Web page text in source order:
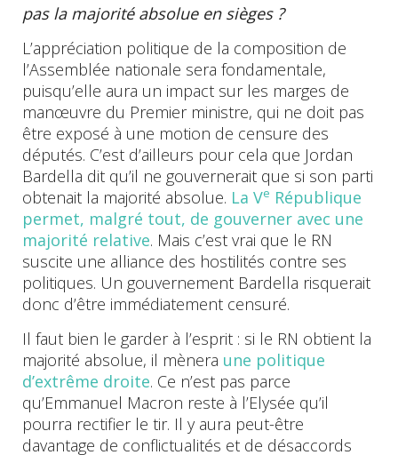
pas la majorité absolue en sièges ?
L’appréciation politique de la composition de
l’Assemblée nationale sera fondamentale,
puisqu’elle aura un impact sur les marges de
manœuvre du Premier ministre, qui ne doit pas
être exposé à une motion de censure des
députés. C’est d’ailleurs pour cela que Jordan
Bardella dit qu’il ne gouvernerait que si son parti
obtenait la majorité absolue. La Ve République
permet, malgré tout, de gouverner avec une
majorité relative. Mais c’est vrai que le RN
suscite une alliance des hostilités contre ses
politiques. Un gouvernement Bardella risquerait
donc d’être immédiatement censuré.
Il faut bien le garder à l’esprit : si le RN obtient la
majorité absolue, il mènera une politique
d’extrême droite. Ce n’est pas parce
qu’Emmanuel Macron reste à l’Elysée qu’il
pourra rectifier le tir. Il y aura peut-être
davantage de conflictualités et de désaccords